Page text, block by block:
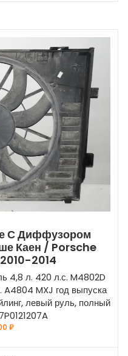
С Диффузором
Каен / Porsche
2014
4,8 л. 420 л.с. M4802D
MXJ год выпуска
левый руль, полный
₽